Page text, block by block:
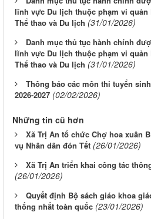
lĩnh vực Du lịch thuộc phạm vi quản
Thể thao và Du lịch (31/01/2026)
Danh mục thủ tục hành chính
lĩnh vực Du lịch thuộc phạm vi quản
Thể thao và Du lịch (31/01/2026)
Thông báo các môn thi tuyển
2026-2027 (02/02/2026)
Những tin cũ hơn
Xã Trị An tổ chức Chợ hoa xuân
vụ Nhân dân đón Tết (26/01/2026)
Xã Trị An triển khai công tác
(26/01/2026)
Quyết định Bộ sách giáo khoa
thống nhất toàn quốc (23/01/2026)